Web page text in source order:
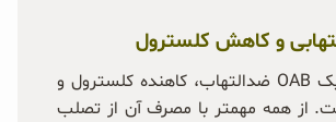
و کاهش کلسترول
دانه چیا ارگانیک OAB ضد‌التهاب، کاهنده کلسترول و
از همه مهمتر با مصرف آن از تصلب